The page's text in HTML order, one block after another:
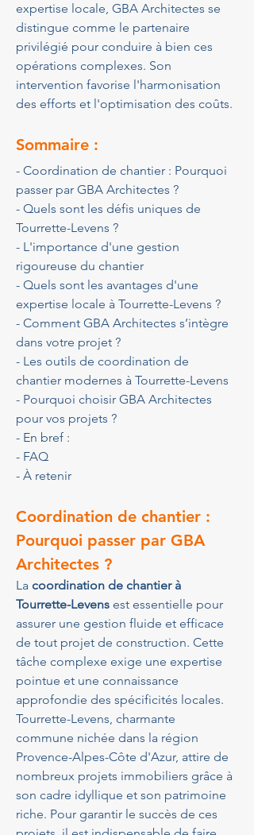
expertise locale, GBA Architectes se
distingue comme le partenaire
privilégié pour conduire à bien ces
opérations complexes. Son
intervention favorise l'harmonisation
des efforts et l'optimisation des coûts.
Sommaire :
- Coordination de chantier : Pourquoi
passer par GBA Architectes ?
- Quels sont les défis uniques de
Tourrette-Levens ?
- L'importance d'une gestion
rigoureuse du chantier
- Quels sont les avantages d'une
expertise locale à Tourrette-Levens ?
- Comment GBA Architectes s’intègre
dans votre projet ?
- Les outils de coordination de
chantier modernes à Tourrette-Levens
- Pourquoi choisir GBA Architectes
pour vos projets ?
- En bref :
- FAQ
- À retenir
Coordination de chantier :
Pourquoi passer par GBA
Architectes ?
La coordination de chantier à
Tourrette-Levens est essentielle pour
assurer une gestion fluide et efficace
de tout projet de construction. Cette
tâche complexe exige une expertise
pointue et une connaissance
approfondie des spécificités locales.
Tourrette-Levens, charmante
commune nichée dans la région
Provence-Alpes-Côte d'Azur, attire de
nombreux projets immobiliers grâce à
son cadre idyllique et son patrimoine
riche. Pour garantir le succès de ces